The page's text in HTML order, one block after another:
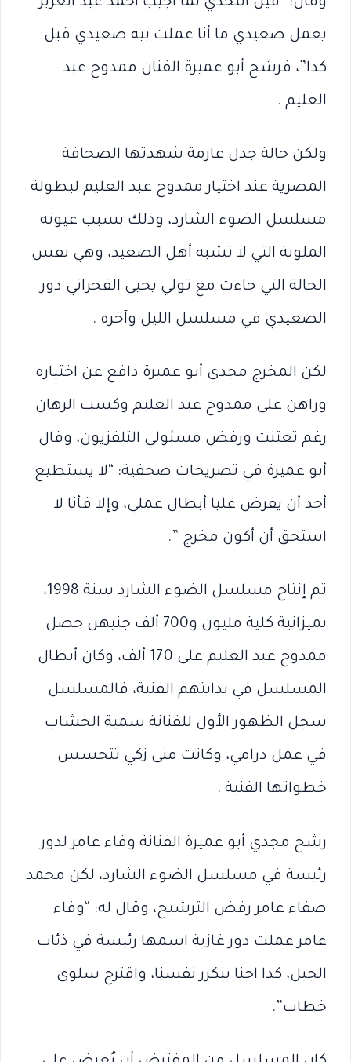
يعمل صعيدي ما أنا عملت بيه صعيدي قبل
كدا”، فرشح أبو عميرة الفنان ممدوح عبد
العليم .
ولكن حالة جدل عارمة شهدتها الصحافة
المصرية عند اختيار ممدوح عبد العليم لبطولة
مسلسل الضوء الشارد، وذلك بسبب عيونه
الملونة التي لا تشبه أهل الصعيد، وهي نفس
الحالة التي جاءت مع تولي يحيى الفخراني دور
الصعيدي في مسلسل الليل وآخره .
لكن المخرج مجدي أبو عميرة دافع عن اختياره
وراهن على ممدوح عبد العليم وكسب الرهان
رغم تعتنت ورفض مسئولي التلفزيون، وقال
أبو عميرة في تصريحات صحفية: “لا يستطيع
أحد أن يفرض عليا أبطال عملي، وإلا فأنا لا
استحق أن أكون مخرج ”.
تم إنتاج مسلسل الضوء الشارد سنة 1998،
بميزانية كلية مليون و700 ألف جنيهن حصل
ممدوح عبد العليم على 170 ألف، وكان أبطال
المسلسل في بدايتهم الفنية، فالمسلسل
سجل الظهور الأول للفنانة سمية الخشاب
في عمل درامي، وكانت منى زكي تتحسس
خطواتها الفنية .
رشح مجدي أبو عميرة الفنانة وفاء عامر لدور
رئيسة في مسلسل الضوء الشارد، لكن محمد
صفاء عامر رفض الترشيح، وقال له: “وفاء
عامر عملت دور غازية اسمها رئيسة في ذئاب
الجبل، كدا احنا بنكرر نفسنا، واقترح سلوى
خطاب”.